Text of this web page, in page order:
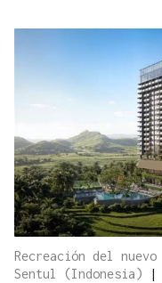
Recreación del
Sentul (Indonesia)
|